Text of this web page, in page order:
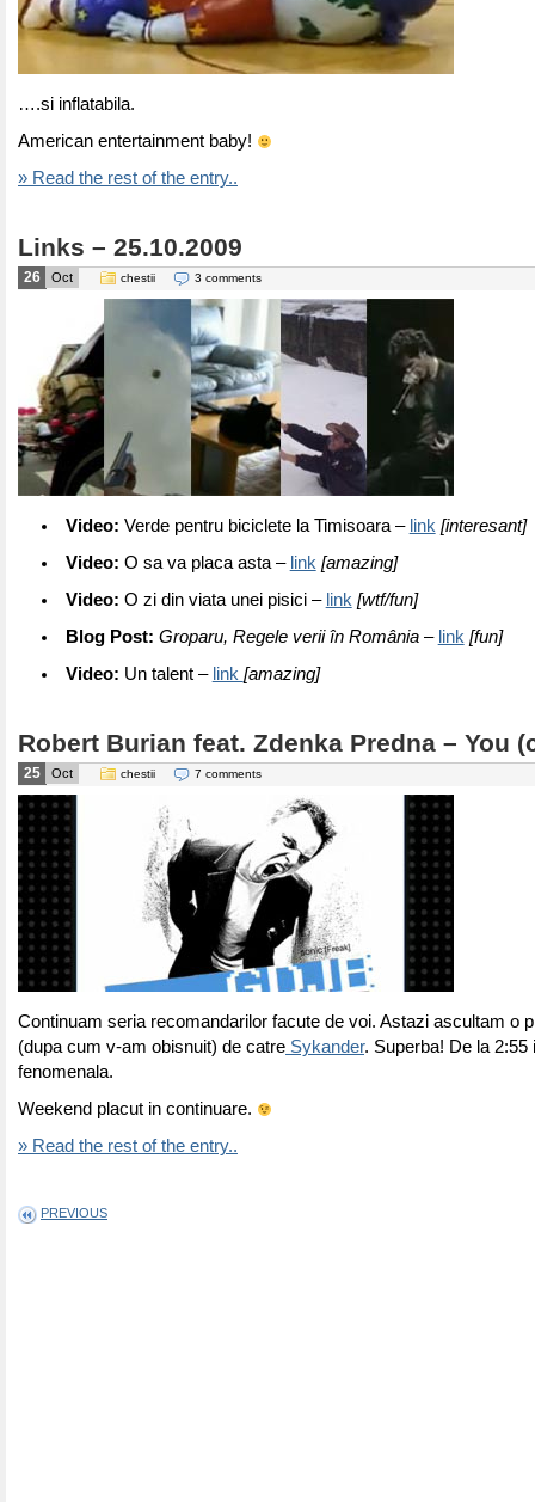
….si inflatabila.
American entertainment baby!
» Read the rest of the entry..
Links – 25.10.2009
26 Oct chestii 3 comments
Video: Verde pentru biciclete la Timisoara – link [interesant]
Video: O sa va placa asta – link [amazing]
Video: O zi din viata unei pisici – link [wtf/fun]
Blog Post: Groparu, Regele verii în România– link [fun]
Video: Un talent – link [amazing]
Robert Burian feat. Zdenka Predna – You
25 Oct chestii 7 comments
Continuam seria recomandarilor facute de voi. Astazi ascultam o
(dupa cum v-am obisnuit) de catre Sykander. Superba! De la 2:55
fenomenala.
Weekend placut in continuare.
» Read the rest of the entry..
PREVIOUS